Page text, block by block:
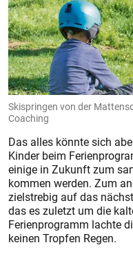
Skispringen von der
Coaching
Das alles könnte sich
Kinder beim
einige in Zukunft zum
kommen werden. Zum
zielstrebig auf das
das es zuletzt um die
Ferienprogramm lachte
keinen Tropfen Regen.